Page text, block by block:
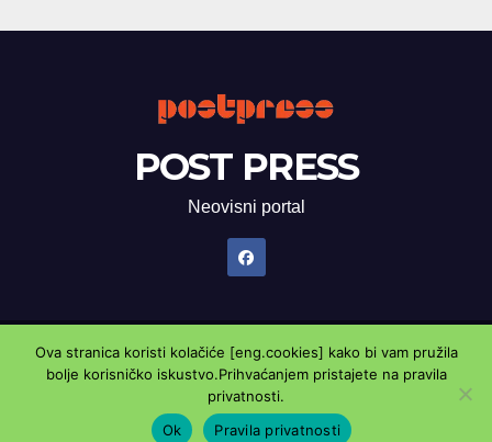
POST PRESS
Neovisni portal
Proudly powered by WordPress| Theme: Newsup byThemeansar.
Marketing oglasnik Kontaktirajte nasPravila privatnosti
Ova stranica koristi kolačiće [eng.cookies] kako bi vam pružila
bolje korisničko iskustvo.Prihvaćanjem pristajete na pravila
privatnosti.
Ok
Pravila privatnosti